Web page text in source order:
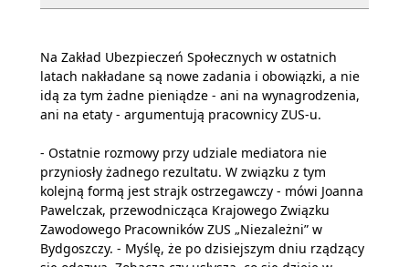
Na Zakład Ubezpieczeń Społecznych w ostatnich
latach nakładane są nowe zadania i obowiązki, a nie
idą za tym żadne pieniądze - ani na wynagrodzenia,
ani na etaty - argumentują pracownicy ZUS-u.
- Ostatnie rozmowy przy udziale mediatora nie
przyniosły żadnego rezultatu. W związku z tym
kolejną formą jest strajk ostrzegawczy - mówi Joanna
Pawelczak, przewodnicząca Krajowego Związku
Zawodowego Pracowników ZUS „Niezależni” w
Bydgoszczy. - Myślę, że po dzisiejszym dniu rządzący